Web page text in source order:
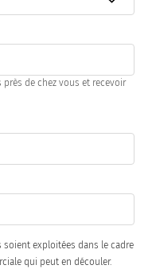
de chez vous et recevoir
soient exploitées dans le cadre
qui peut en découler.